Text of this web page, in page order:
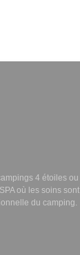
4 étoiles ou
SPAoù les soins sont
du camping.